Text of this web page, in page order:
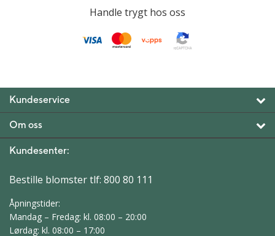
Handle trygt hos oss
Kundeservice
Om oss
Kundesenter:
Bestille blomster tlf: 800 80 111
Åpningstider:
Mandag – Fredag: kl. 08:00 – 20:00
Lørdag: kl. 08:00 – 17:00